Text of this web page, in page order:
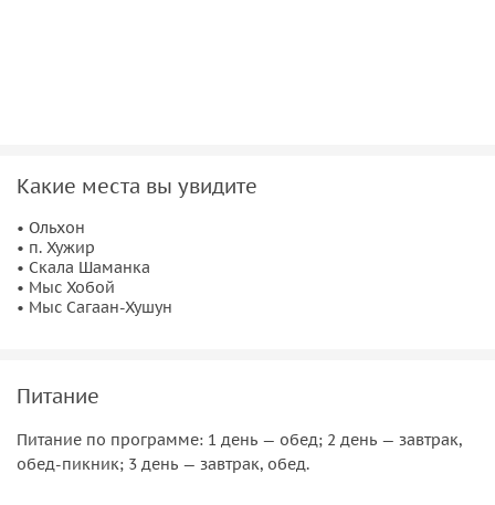
Какие места вы увидите
• Ольхон
• п. Хужир
• Скала Шаманка
• Мыс Хобой
• Мыс Сагаан-Хушун
Питание
Питание по программе: 1 день — обед; 2 день — завтрак,
обед-пикник; 3 день — завтрак, обед.